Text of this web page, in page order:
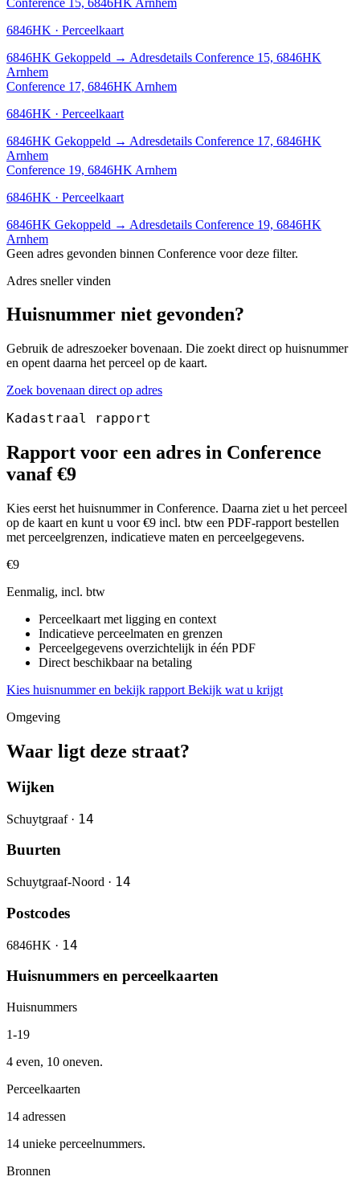
6846HK · Perceelkaart
6846HK Gekoppeld → Adresdetails Conference 15, 6846HK
Arnhem
Conference 17, 6846HK Arnhem
6846HK · Perceelkaart
6846HK Gekoppeld → Adresdetails Conference 17, 6846HK
Arnhem
Conference 19, 6846HK Arnhem
6846HK · Perceelkaart
6846HK Gekoppeld → Adresdetails Conference 19, 6846HK
Arnhem
Geen adres gevonden binnen Conference voor deze filter.
Adres sneller vinden
Huisnummer niet gevonden?
Gebruik de adreszoeker bovenaan. Die zoekt direct op huisnummer
en opent daarna het perceel op de kaart.
Zoek bovenaan direct op adres
Kadastraal rapport
Rapport voor een adres in Conference
vanaf €9
Kies eerst het huisnummer in Conference. Daarna ziet u het perceel
op de kaart en kunt u voor €9 incl. btw een PDF-rapport bestellen
met perceelgrenzen, indicatieve maten en perceelgegevens.
€9
Eenmalig, incl. btw
Perceelkaart met ligging en context
Indicatieve perceelmaten en grenzen
Perceelgegevens overzichtelijk in één PDF
Direct beschikbaar na betaling
Kies huisnummer en bekijk rapport Bekijk wat u krijgt
Omgeving
Waar ligt deze straat?
Wijken
Schuytgraaf · 14
Buurten
Schuytgraaf-Noord · 14
Postcodes
6846HK · 14
Huisnummers en perceelkaarten
Huisnummers
1-19
4 even, 10 oneven.
Perceelkaarten
14 adressen
14 unieke perceelnummers.
Bronnen